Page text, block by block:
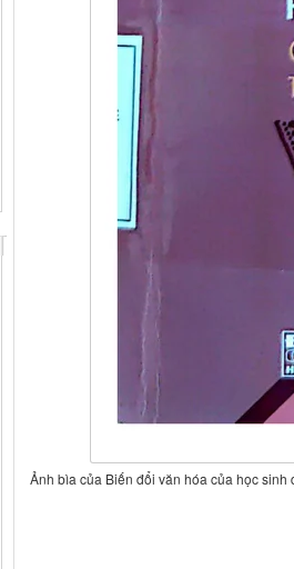
Ảnh bìa của Biến đổi văn hóa của học